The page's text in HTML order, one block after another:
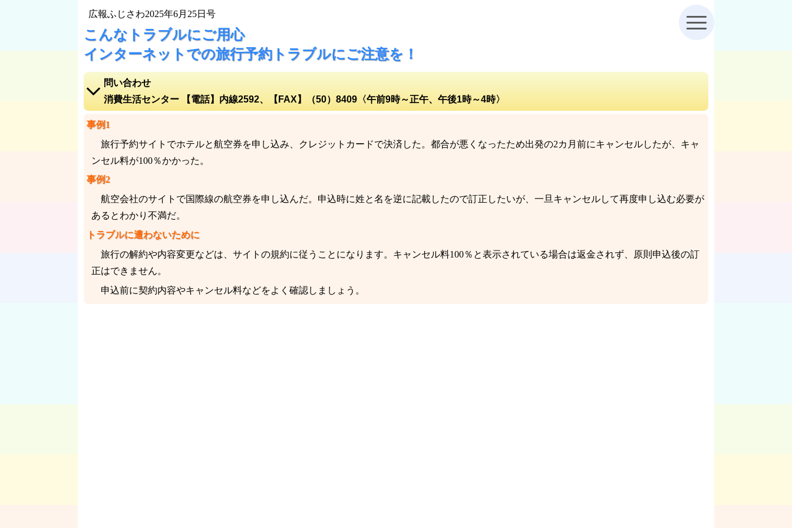
広報ふじさわ2025年6月25日号
こんなトラブルにご用心
インターネットでの旅行予約トラブルにご注意を！
問い合わせ
消費生活センター 【電話】内線2592、【FAX】（50）8409〈午前9時～正午、午後1時～4時〉
電話をかける【電話】内線2592
消費生活センターホームページ
地図を表示
事例1
旅行予約サイトでホテルと航空券を申し込み、クレジットカードで決済した。都合が悪くなったため出発の2カ月前にキャンセルしたが、キャ
ンセル料が100％かかった。
事例2
航空会社のサイトで国際線の航空券を申し込んだ。申込時に姓と名を逆に記載したので訂正したいが、一旦キャンセルして再度申し込む必要が
あるとわかり不満だ。
トラブルに遭わないために
旅行の解約や内容変更などは、サイトの規約に従うことになります。キャンセル料100％と表示されている場合は返金されず、原則申込後の訂
正はできません。
申込前に契約内容やキャンセル料などをよく確認しましょう。